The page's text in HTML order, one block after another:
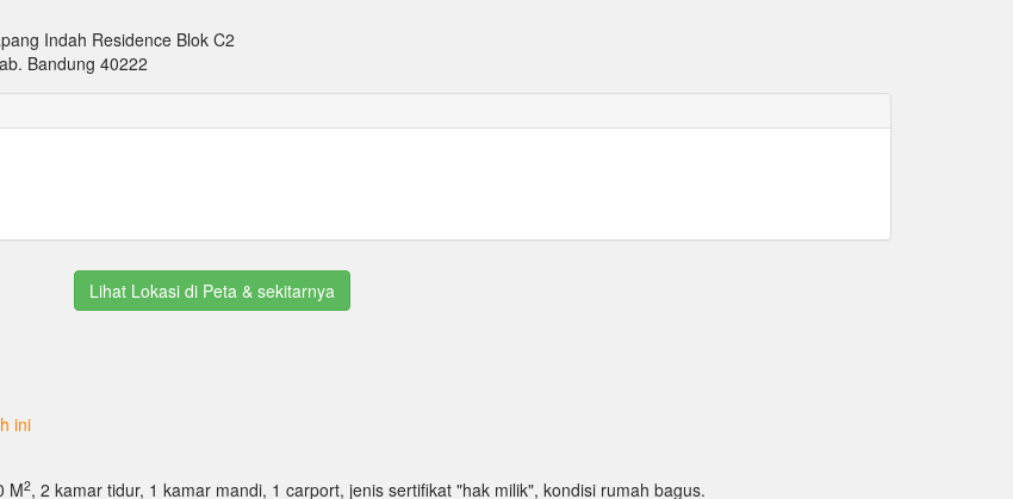
Indah Residence Blok C2
Bandung 40222
Lihat Lokasi di Peta & sekitarnya
ini
M2, 2 kamar tidur, 1 kamar mandi, 1 carport, jenis sertifikat "hak milik", kondisi rumah bagus.